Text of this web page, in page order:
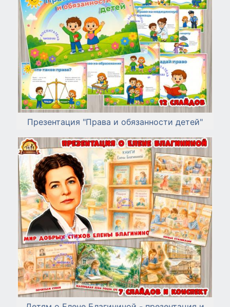
Презентация "Права и обязанности детей"